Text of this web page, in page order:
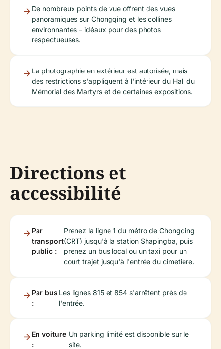
De nombreux points de vue offrent des vues
panoramiques sur Chongqing et les collines
environnantes – idéaux pour des photos
respectueuses.
La photographie en extérieur est autorisée, mais
des restrictions s'appliquent à l'intérieur du Hall du
Mémorial des Martyrs et de certaines expositions.
Directions et
accessibilité
Par
transport
public :
Prenez la ligne 1 du métro de Chongqing
(CRT) jusqu'à la station Shapingba, puis
prenez un bus local ou un taxi pour un
court trajet jusqu'à l'entrée du cimetière.
Par bus
:
Les lignes 815 et 854 s'arrêtent près de
l'entrée.
En voiture
:
Un parking limité est disponible sur le
site.